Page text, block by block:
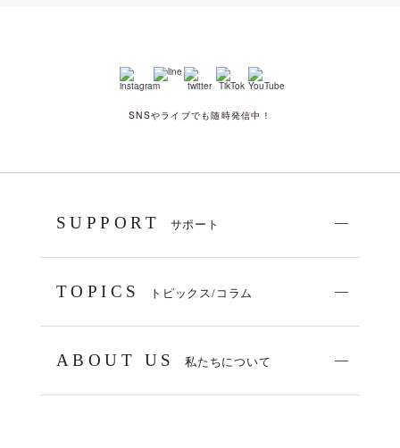
SNSやライブでも随時発信中！
SUPPORT サポート
TOPICS トピックス/コラム
ABOUT US 私たちについて